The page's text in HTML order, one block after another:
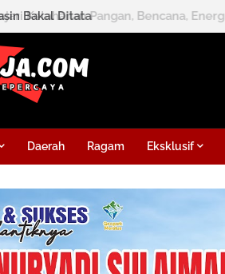
Bakal Ditata
Daerah Ragam Eksklusif